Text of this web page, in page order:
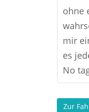
ohne
mir
es
No
Zur